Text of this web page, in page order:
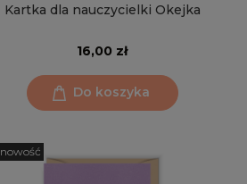
Kartka dla nauczycielki Okejka
16,00 zł
Do koszyka
nowość